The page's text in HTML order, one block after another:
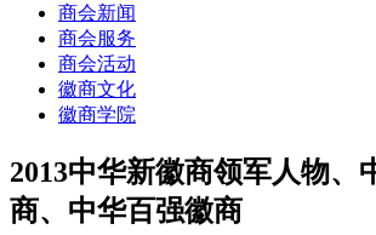
商会新闻
商会服务
商会活动
徽商文化
徽商学院
2013中华新徽商领军人物、
商、中华百强徽商